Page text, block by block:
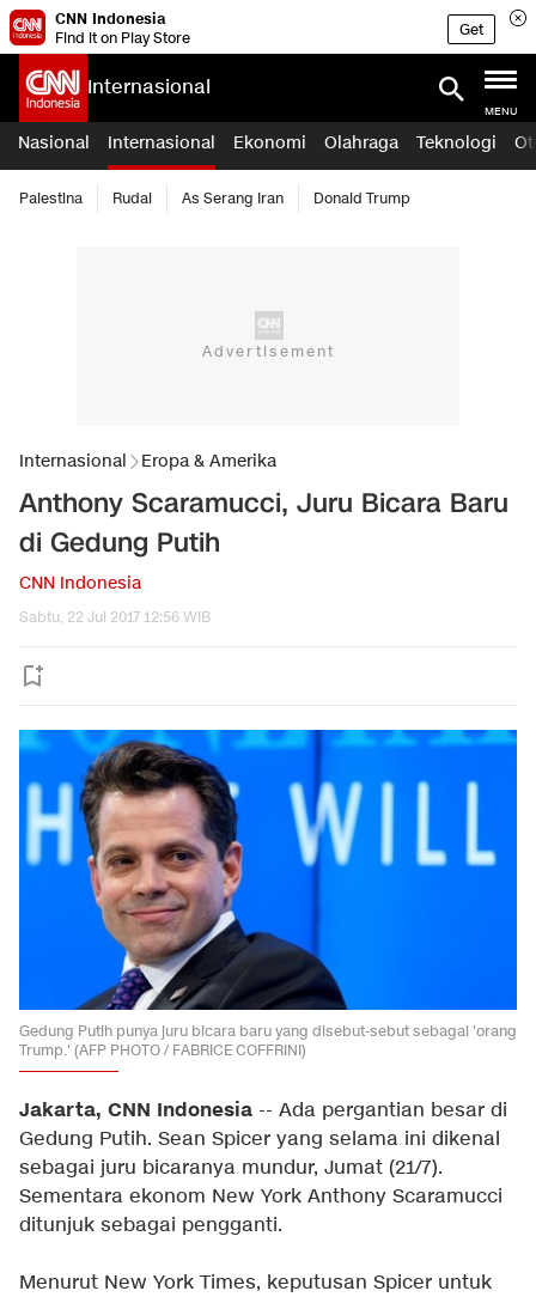
CNN Indonesia
Find it on Play Store
Get
Internasional
MENU
Nasional Internasional Ekonomi Olahraga Teknologi
Palestina Rudal As Serang Iran Donald Trump
Internasional Eropa & Amerika
Anthony Scaramucci, Juru Bicara Baru
di Gedung Putih
CNN Indonesia
Sabtu, 22 Jul 2017 12:56 WIB
Gedung Putih punya juru bicara baru yang disebut-sebut sebagai 'orang
Trump.' (AFP PHOTO / FABRICE COFFRINI)
Jakarta, CNN Indonesia -- Ada pergantian besar di
Gedung Putih. Sean Spicer yang selama ini dikenal
sebagai juru bicaranya mundur, Jumat (21/7).
Sementara ekonom New York Anthony Scaramucci
ditunjuk sebagai pengganti.
Menurut New York Times, keputusan Spicer untuk